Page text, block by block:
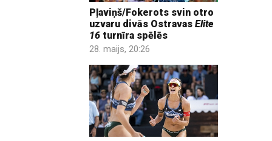
Pļaviņš/Fokerots svin otro
uzvaru divās Ostravas Elite
16 turnīra spēlēs
28. maijs, 20:26